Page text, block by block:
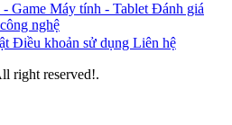
- Game Máy tính - Tablet Đánh giá
nghệ
Điều khoản sử dụng Liên hệ
right reserved!.